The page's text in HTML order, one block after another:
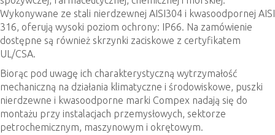
Wykonywane ze stali nierdzewnej AISI304 i kwasoodpornej AISI
316, oferują wysoki poziom ochrony: IP66. Na zamówienie
dostępne są również skrzynki zaciskowe z certyfikatem
UL/CSA.
Biorąc pod uwagę ich charakterystyczną wytrzymałość
mechaniczną na działania klimatyczne i środowiskowe, puszki
nierdzewne i kwasoodporne marki Compex nadają się do
montażu przy instalacjach przemysłowych, sektorze
petrochemicznym, maszynowym i okrętowym.